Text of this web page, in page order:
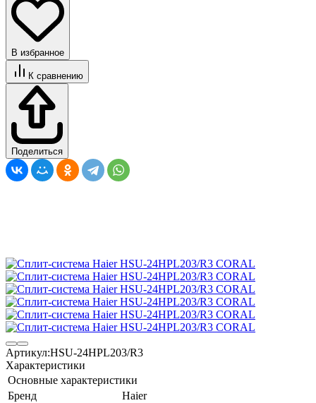
В избранное
К сравнению
Поделиться
Артикул:HSU-24HPL203/R3
Характеристики
Основные характеристики
Бренд
Haier